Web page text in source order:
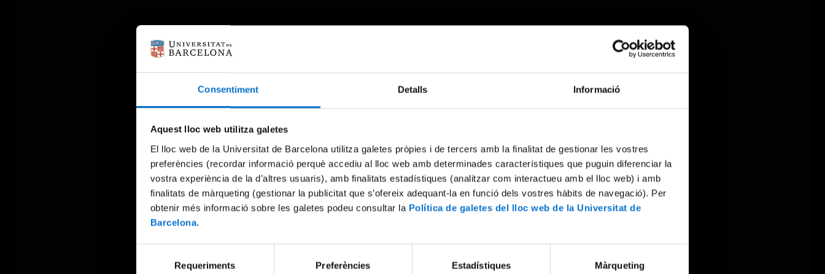
Consentiment Detalls Informació
Aquest lloc web utilitza galetes
El lloc web de la Universitat de Barcelona utilitza galetes pròpies i de tercers amb la finalitat de gestionar les vostres
preferències (recordar informació perquè accediu al lloc web amb determinades característiques que puguin diferenciar la
vostra experiència de la d’altres usuaris), amb finalitats estadístiques (analitzar com interactueu amb el lloc web) i amb
finalitats de màrqueting (gestionar la publicitat que s’ofereix adequant-la en funció dels vostres hàbits de navegació). Per
obtenir més informació sobre les galetes podeu consultar la Política de galetes del lloc web de la Universitat de
Barcelona.
Requeriments Preferències Estadístiques Màrqueting
Try again